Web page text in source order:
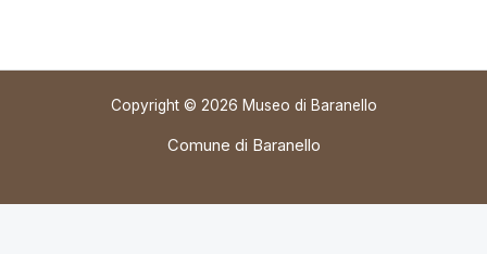
Copyright © 2026 Museo di Baranello
Comune di Baranello